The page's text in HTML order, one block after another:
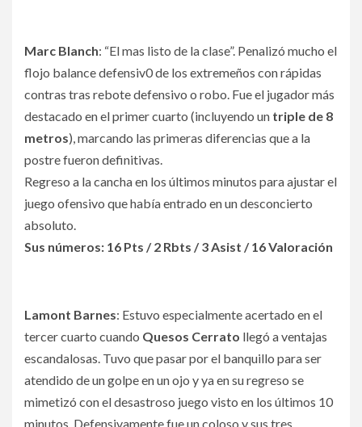
Marc Blanch: “El mas listo de la clase”. Penalizó mucho el
flojo balance defensiv0 de los extremeños con rápidas
contras tras rebote defensivo o robo. Fue el jugador más
destacado en el primer cuarto (incluyendo un triple de 8
metros), marcando las primeras diferencias que a la
postre fueron definitivas.
Regreso a la cancha en los últimos minutos para ajustar el
juego ofensivo que había entrado en un desconcierto
absoluto.
Sus números: 16 Pts / 2 Rbts / 3 Asist / 16 Valoración
Lamont Barnes: Estuvo especialmente acertado en el
tercer cuarto cuando Quesos Cerrato llegó a ventajas
escandalosas. Tuvo que pasar por el banquillo para ser
atendido de un golpe en un ojo y ya en su regreso se
mimetizó con el desastroso juego visto en los últimos 10
minutos. Defensivamente fue un coloso y sus tres